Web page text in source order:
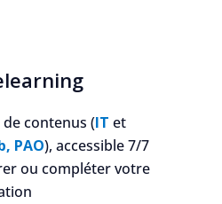
contenus (IT et
PAO), accessible 7/7
ou compléter votre